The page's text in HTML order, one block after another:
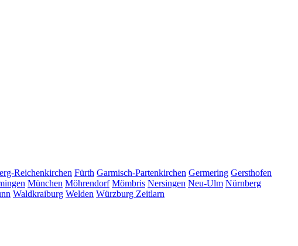
Reichenkirchen Fürth Garmisch-Partenkirchen Germering Gersthofen
München Möhrendorf Mömbris Nersingen Neu-Ulm Nürnberg
Waldkraiburg Welden Würzburg Zeitlarn